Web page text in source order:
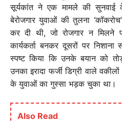
सूर्यकांत ने एक मामले की सुनवाई
बेरोजगार युवाओं की तुलना
कर दी थी, जो रोजगार न मिलने
कार्यकर्ता बनकर दूसरों पर
स्पष्ट किया कि उनके बयान को
उनका इरादा फर्जी डिग्री वाले
के युवाओं का गुस्सा भड़क चुका था।
Also Read